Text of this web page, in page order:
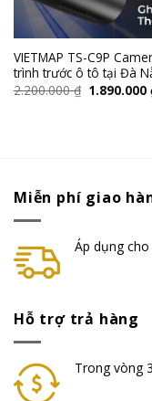
VIETMAP TS-C9P
trình trước ô tô tại Đà
2.200.000₫ 1.890.000
Miễn phí giao
Áp dụng
Hỗ trợ trả hàng
Trong vòng